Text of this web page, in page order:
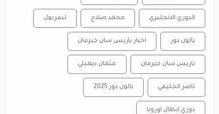
الدوري الانجليزي محمد صلاح ليفربول
بالون دور اخبار باريس سان جيرمان
باريس سان جيرمان عثمان ديمبلي
ناصر الخليفي بالون دور 2025
دوري ابطال اوروبا